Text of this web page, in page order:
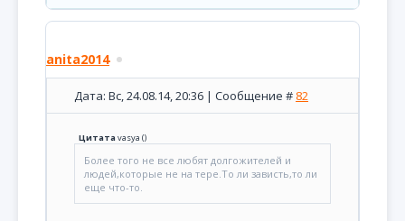
anita2014
Дата: Вс, 24.08.14, 20:36 | Сообщение # 82
Цитатаvasya ()
Более того не все любят долгожителей и
людей,которые не на тере.То ли зависть,то ли
еще что-то.